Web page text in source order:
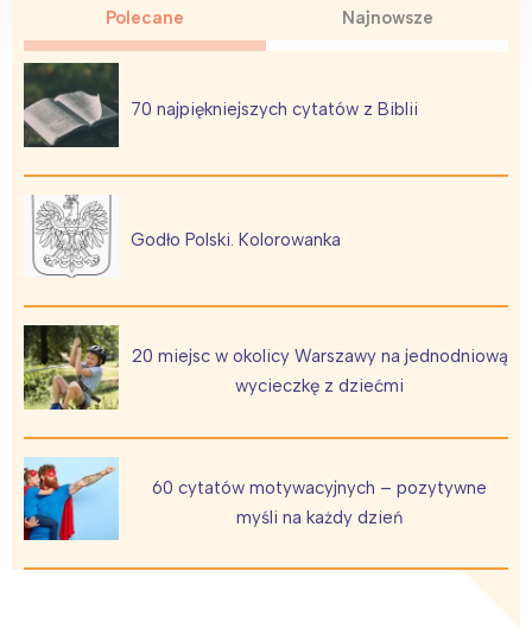
Polecane Najnowsze
70 najpiękniejszych cytatów z Biblii
Godło Polski. Kolorowanka
20 miejsc w okolicy Warszawy na jednodniową
wycieczkę z dziećmi
60 cytatów motywacyjnych – pozytywne
myśli na każdy dzień